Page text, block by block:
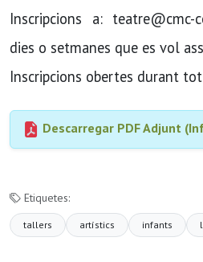
Inscripcions a:
dies o setmanes que es vol
Inscripcions obertes durant
Descarregar PDF Adjunt
Etiquetes:
tallers artístics infants